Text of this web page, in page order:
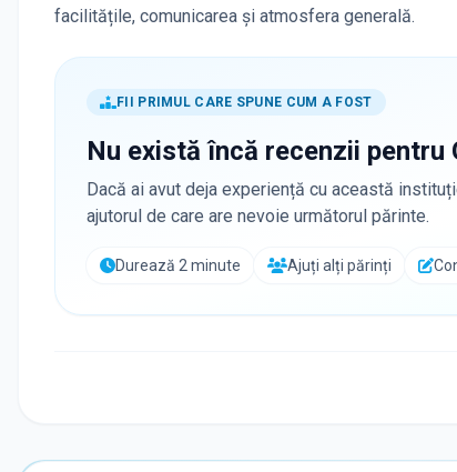
facilitățile, comunicarea și atmosfera generală.
FII PRIMUL CARE SPUNE CUM A FOST
Nu există încă recenzii pentru
Dacă ai avut deja experiență cu această
ajutorul de care are nevoie următorul părinte.
Durează 2 minute Ajuți alți părinți